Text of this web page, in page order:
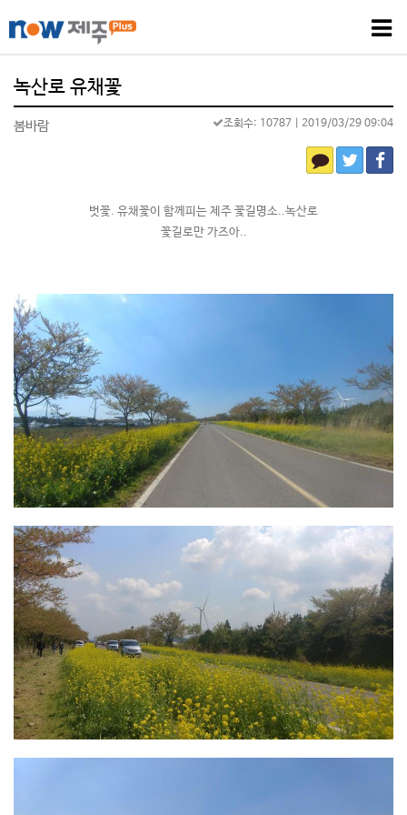
녹산로 유채꽃
봄바람 조회수: 10787 | 2019/03/29 09:04
벗꽃. 유채꽃이 함께피는 제주 꽃길명소..녹산로
꽃길로만 가즈아..